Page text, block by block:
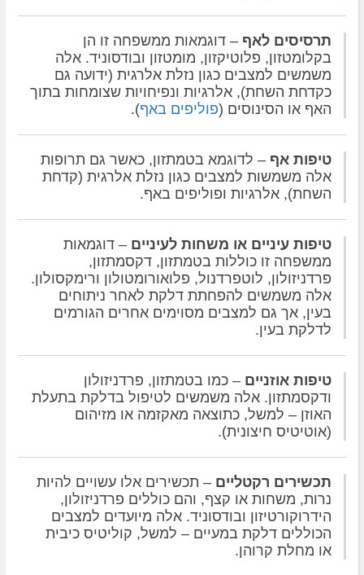
תרסיסים לאף – דוגמאות ממשפחה זו הן
בקלומטזון, פלוטיקזון, מומטזון ובודסוניד. אלה
משמשים למצבים כגון נזלת אלרגית (ידועה גם
כקדחת השחת), אלרגיות ונפיחויות שצומחות בתוך
האף או הסינוסים (פוליפים באף).
טיפות אף – לדוגמא בטמתזון, כאשר גם תרופות
אלה משמשות למצבים כגון נזלת אלרגית (קדחת
השחת), אלרגיות ופוליפים באף.
טיפות עיניים או משחות לעיניים – דוגמאות
ממשפחה זו כוללות בטמתזון, דקסמתזון,
פרדניזולון, לוטפרדנול, פלואורומטולון ורימקסולון.
אלה משמשים להפחתת דלקת לאחר ניתוחים
בעין, אך גם למצבים מסוימים אחרים הגורמים
לדלקת בעין.
טיפות אוזניים – כמו בטמתזון, פרדניזולון
ודקסמתזון. אלה משמשים לטיפול בדלקת בתעלת
האוזן – למשל, כתוצאה מאקזמה או מזיהום
(אוטיטיס חיצונית).
תכשירים רקטליים – תכשירים אלו עשויים להיות
נרות, משחות או קצף, והם כוללים פרדניזולון,
הידרוקורטיזון ובודסוניד. אלה מיועדים למצבים
הכוללים דלקת במעיים – למשל, קוליטיס כיבית
או מחלת קרוהן.